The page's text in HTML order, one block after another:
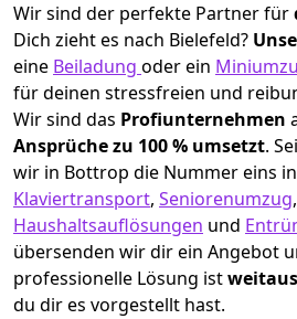
Wir sind der perfekte Partner für
Dich zieht es nach Bielefeld?
eine Beiladung oder ein
für deinen stressfreien und
Wir sind das Profiunternehmen
Ansprüche zu 100 % umsetzt.
wir in Bottrop die Nummer eins
Klaviertransport, Seniorenumzug,
Haushaltsauflösungen und
übersenden wir dir ein Angebot
professionelle Lösung ist
du dir es vorgestellt hast.